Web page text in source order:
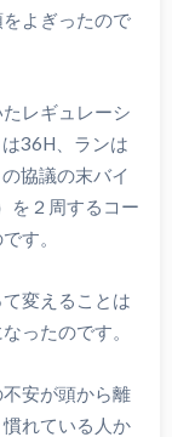
よぎったので
レギュレーシ
36H、ランは
協議の末バイ
を２周するコー
す。
変えることは
ったのです。
安が頭から離
れている人か